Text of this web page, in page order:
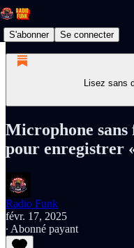
S'abonner Se connecter
Lisez sans
Microphone
pour enregistrer
Radio Funk
févr. 17, 2025
∙ Abonné payant